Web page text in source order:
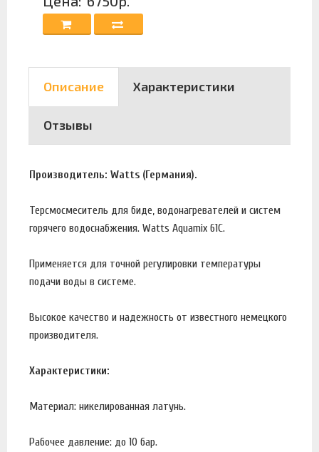
Описание Характеристики
Отзывы
Производитель: Watts (Германия).
Терсмосмеситель для биде, водонагревателей и систем
горячего водоснабжения. Watts Aquamix 61C.
Применяется для точной регулировки температуры
подачи воды в системе.
Высокое качество и надежность от известного немецкого
производителя.
Характеристики:
Материал: никелированная латунь.
Рабочее давление: до 10 бар.